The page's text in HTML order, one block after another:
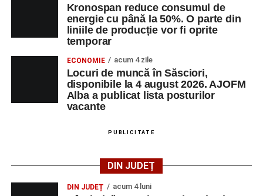
Kronospan reduce consumul de
energie cu până la 50%. O parte din
liniile de producție vor fi oprite
temporar
ECONOMIE acum 4 zile
Locuri de muncă în Săsciori,
disponibile la 4 august 2026. AJOFM
Alba a publicat lista posturilor
vacante
PUBLICITATE
DIN JUDEȚ
DIN JUDEȚ acum 4 luni